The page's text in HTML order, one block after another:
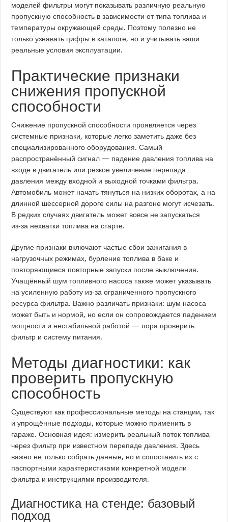
моделей фильтры могут показывать различную реальную
пропускную способность в зависимости от типа топлива и
температуры окружающей среды. Поэтому полезно не
только узнавать цифры в каталоге, но и учитывать ваши
реальные условия эксплуатации.
Практические признаки
снижения пропускной
способности
Снижение пропускной способности проявляется через
системные признаки, которые легко заметить даже без
специализированного оборудования. Самый
распространённый сигнал — падение давления топлива на
входе в двигатель или резкое увеличение перепада
давления между входной и выходной точками фильтра.
Автомобиль может начать тянуться на низких оборотах, а на
длинной шессерной дороге силы на разгоне могут исчезать.
В редких случаях двигатель может вовсе не запускаться
из‑за нехватки топлива на старте.
Другие признаки включают частые сбои зажигания в
нагрузочных режимах, бурление топлива в баке и
повторяющиеся повторные запуски после выключения.
Учащённый шум топливного насоса также может указывать
на усиленную работу из‑за ограниченного пропускного
ресурса фильтра. Важно различать признаки: шум насоса
может быть и нормой, но если он сопровождается падением
мощности и нестабильной работой — пора проверить
фильтр и систему питания.
Методы диагностики: как
проверить пропускную
способность
Существуют как профессиональные методы на станции, так
и упрощённые подходы, которые можно применить в
гараже. Основная идея: измерить реальный поток топлива
через фильтр при известном перепаде давления. Здесь
важно не только собрать данные, но и сопоставить их с
паспортными характеристиками конкретной модели
фильтра и инструкциями производителя.
Диагностика на стенде: базовый
подход